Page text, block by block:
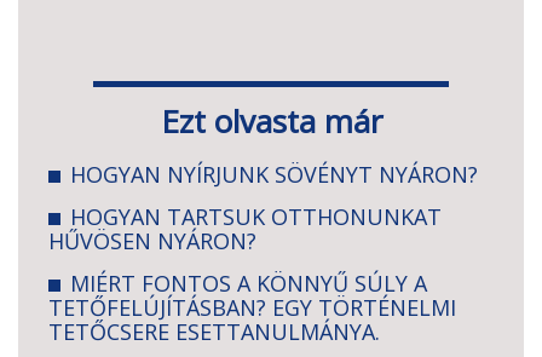
Ezt olvasta már
HOGYAN NYÍRJUNK SÖVÉNYT NYÁRON?
HOGYAN TARTSUK OTTHONUNKAT
HŰVÖSEN NYÁRON?
MIÉRT FONTOS A KÖNNYŰ SÚLY A
TETŐFELÚJÍTÁSBAN? EGY TÖRTÉNELMI
TETŐCSERE ESETTANULMÁNYA.